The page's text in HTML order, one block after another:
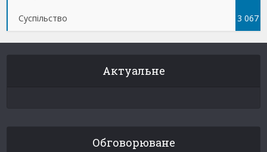
Суспільство 3 067
Актуальне
Обговорюване